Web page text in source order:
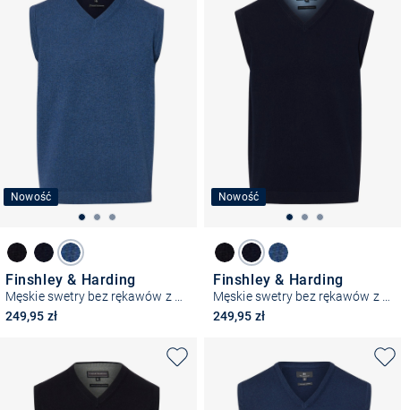
Nowość
Finshley & Harding
249,95 zł
Nowość
Finshley & Harding
249,95 zł